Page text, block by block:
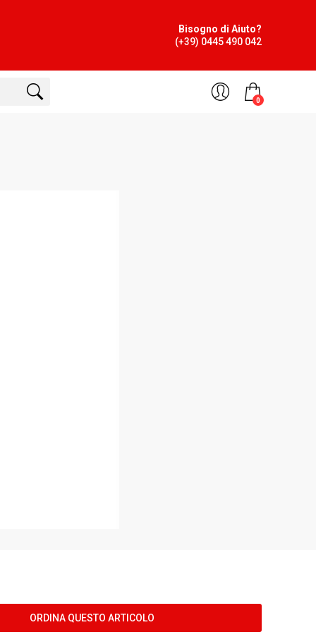
Bisogno di Aiuto?
(+39) 0445 490 042
0
ORDINA QUESTO ARTICOLO